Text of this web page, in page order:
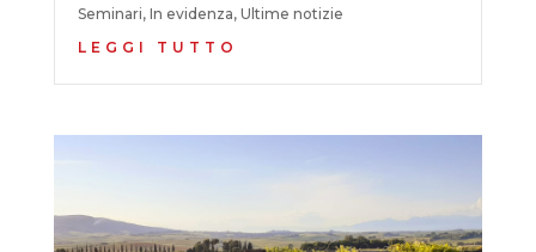
Seminari, In evidenza, Ultime notizie
LEGGI TUTTO